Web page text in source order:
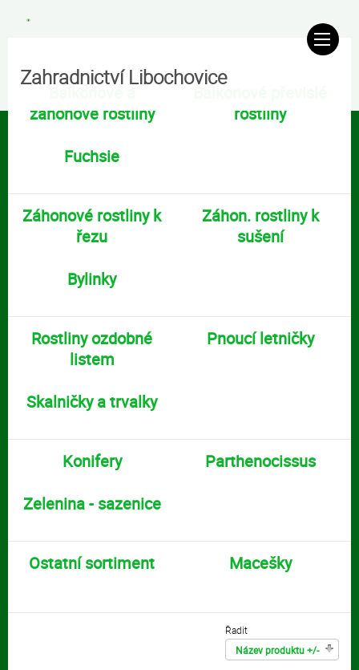
Zahradnictví Libochovice
záhonové rostliny
rostliny
Fuchsie
Záhonové rostliny k
řezu
Záhon. rostliny k
sušení
Bylinky
Rostliny ozdobné
listem
Pnoucí letničky
Skalničky a trvalky
Konifery
Parthenocissus
Zelenina - sazenice
Ostatní sortiment Macešky
Řadit
Název produktu +/-